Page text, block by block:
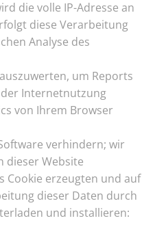
die volle IP-Adresse an
diese Verarbeitung
Analyse des
um Reports
Internetnutzung
von Ihrem Browser
verhindern; wir
dieser Website
Cookie erzeugten und auf
dieser Daten durch
und installieren: